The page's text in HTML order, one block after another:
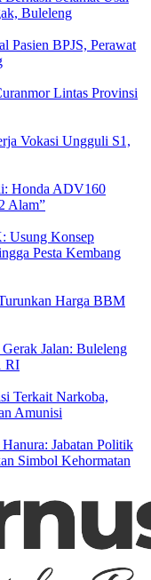
Buleleng
Pasien BPJS, Perawat
Lintas Provinsi
Vokasi Ungguli S1,
Honda ADV160
Alam”
Usung Konsep
Pesta Kembang
Harga BBM
Jalan: Buleleng
RI
Terkait Narkoba,
Amunisi
Jabatan Politik
Simbol Kehormatan